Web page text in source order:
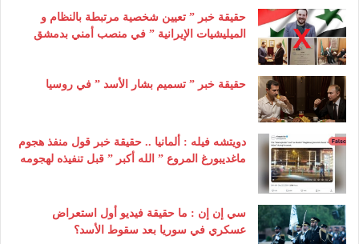
حقيقة خبر ” تعيين شخصية مرتبطة بالنظام و
الميليشيات الإيرانية ” في منصب أمني بدمشق
حقيقة خبر ” تسميم بشار الأسد ” في روسيا
دويتشه فيله : ألمانيا .. حقيقة خبر قول منفذ هجوم
ماغديبورغ المروع ” الله أكبر ” قبل تنفيذه لهجومه
سي إن إن : ما حقيقة فيديو أول استعراض
عسكري في سوريا بعد سقوط الأسد؟